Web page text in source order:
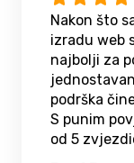
Nakon što
izradu web
najbolji za
podrška
S punim
od 5